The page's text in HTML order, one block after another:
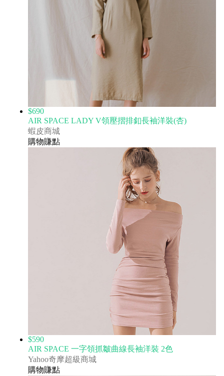
$690
AIR SPACE LADY V領壓摺排釦長袖洋裝(杏)
蝦皮商城
購物賺點
$590
AIR SPACE 一字領抓皺曲線長袖洋裝 2色
Yahoo奇摩超級商城
購物賺點